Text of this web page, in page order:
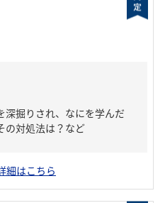
深掘りされ、なにを学んだ
の対処法は？など
細はこちら